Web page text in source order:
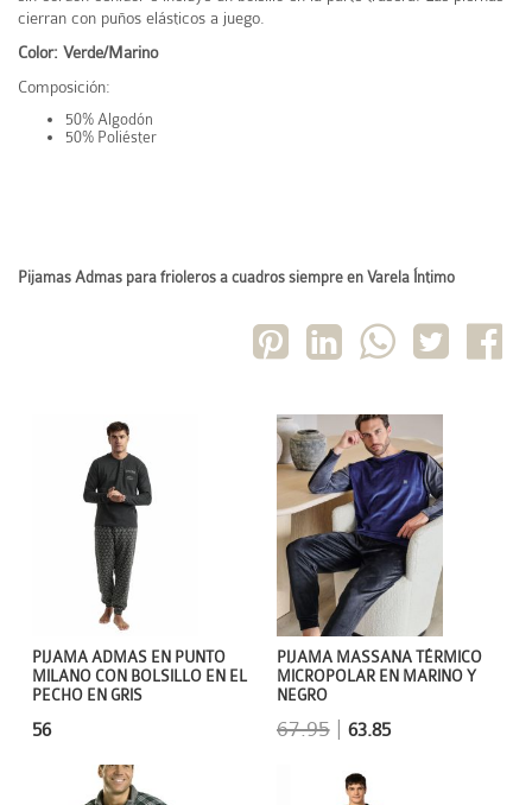
cierran con puños elásticos a juego.
Color: Verde/Marino
Composición:
50% Algodón
50% Poliéster
Pijamas Admas para frioleros a cuadros siempre en Varela Íntimo
PIJAMA MASSANA TÉRMICO
MICROPOLAR EN MARINO Y
NEGRO
67.95| 63.85
PIJAMA ADMAS EN PUNTO
MILANO CON BOLSILLO EN EL
PECHO EN GRIS
56